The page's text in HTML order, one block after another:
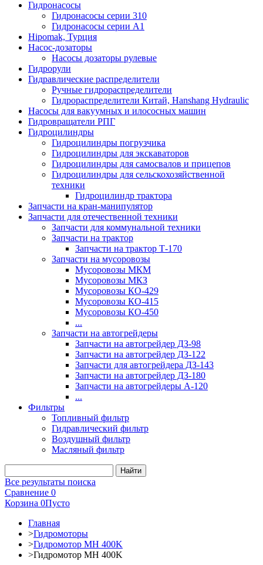
Гидронасосы
Гидронасосы серии 310
Гидронасосы серии А1
Hipomak, Турция
Насос-дозаторы
Насосы дозаторы рулевые
Гидрорули
Гидравлические распределители
Ручные гидрораспределители
Гидрораспределители Китай, Hanshang Hydraulic
Насосы для вакуумных и илососных машин
Гидровращатели РПГ
Гидроцилиндры
Гидроцилиндры погрузчика
Гидроцилиндры для экскаваторов
Гидроцилиндры для самосвалов и прицепов
Гидроцилиндры для сельскохозяйственной
техники
Гидроцилиндр трактора
Запчасти на кран-манипулятор
Запчасти для отечественной техники
Запчасти для коммунальной техники
Запчасти на трактор
Запчасти на трактор Т-170
Запчасти на мусоровозы
Мусоровозы МКМ
Мусоровозы МКЗ
Мусоровозы КО-429
Мусоровозы КО-415
Мусоровозы КО-450
...
Запчасти на автогрейдеры
Запчасти на автогрейдер ДЗ-98
Запчасти на автогрейдер ДЗ-122
Запчасти для автогрейдера ДЗ-143
Запчасти на автогрейдер ДЗ-180
Запчасти на автогрейдеры А-120
...
Фильтры
Топливный фильтр
Гидравлический фильтр
Воздушный фильтр
Масляный фильтр
Все результаты поиска
Сравнение 0
Корзина 0Пусто
Главная
>Гидромоторы
>Гидромотор MH 400K
>Гидромотор MH 400K